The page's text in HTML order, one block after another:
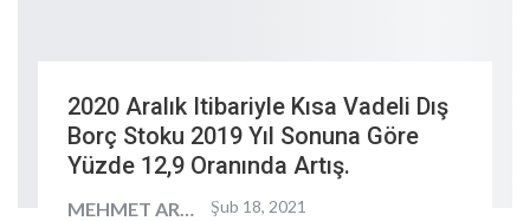
2020 Aralık Itibariyle Kısa Vadeli Dış
Borç Stoku 2019 Yıl Sonuna Göre
Yüzde 12,9 Oranında Artış.
MEHMET ARKIN Şub 18, 2021